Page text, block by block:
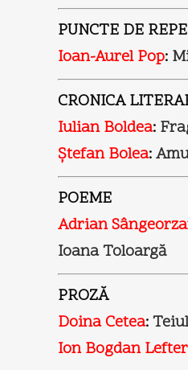
PUNCTE DE
Ioan-Aurel Pop:
CRONICA
Iulian Boldea:
Ştefan Bolea:
POEME
Adrian
Ioana Toloargă
PROZĂ
Doina Cetea:Teiul
Ion Bogdan Lefter